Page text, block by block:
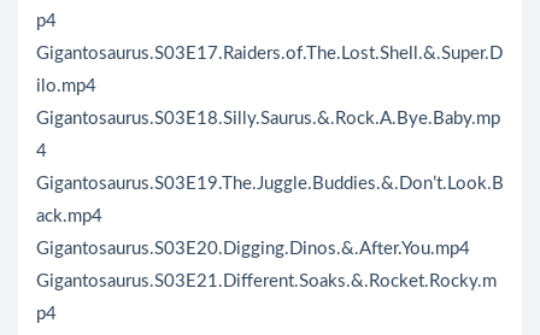
p4
Gigantosaurus.S03E17.Raiders.of.The.Lost.Shell.&.Super.D
ilo.mp4
Gigantosaurus.S03E18.Silly.Saurus.&.Rock.A.Bye.Baby.mp
4
Gigantosaurus.S03E19.The.Juggle.Buddies.&.Don’t.Look.B
ack.mp4
Gigantosaurus.S03E20.Digging.Dinos.&.After.You.mp4
Gigantosaurus.S03E21.Different.Soaks.&.Rocket.Rocky.m
p4